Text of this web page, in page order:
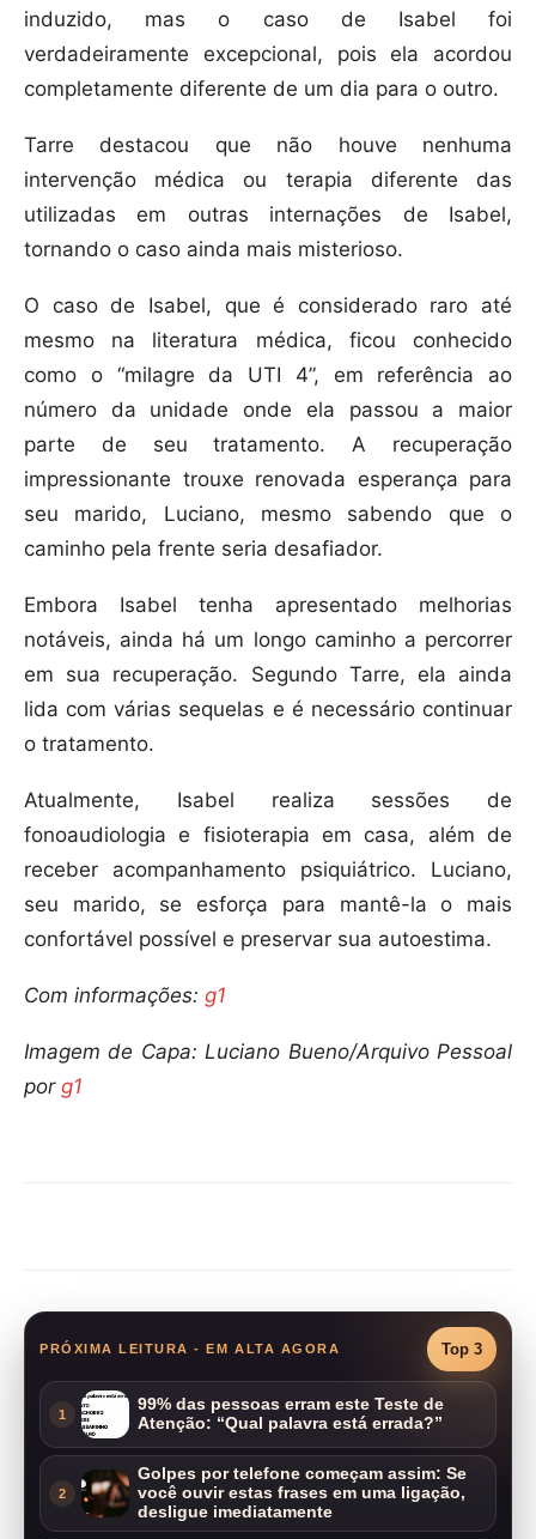
induzido, mas o caso de Isabel foi
verdadeiramente excepcional, pois ela acordou
completamente diferente de um dia para o outro.
Tarre destacou que não houve nenhuma
intervenção médica ou terapia diferente das
utilizadas em outras internações de Isabel,
tornando o caso ainda mais misterioso.
O caso de Isabel, que é considerado raro até
mesmo na literatura médica, ficou conhecido
como o “milagre da UTI 4”, em referência ao
número da unidade onde ela passou a maior
parte de seu tratamento. A recuperação
impressionante trouxe renovada esperança para
seu marido, Luciano, mesmo sabendo que o
caminho pela frente seria desafiador.
Embora Isabel tenha apresentado melhorias
notáveis, ainda há um longo caminho a percorrer
em sua recuperação. Segundo Tarre, ela ainda
lida com várias sequelas e é necessário continuar
o tratamento.
Atualmente, Isabel realiza sessões de
fonoaudiologia e fisioterapia em casa, além de
receber acompanhamento psiquiátrico. Luciano,
seu marido, se esforça para mantê-la o mais
confortável possível e preservar sua autoestima.
Com informações: g1
Imagem de Capa: Luciano Bueno/Arquivo Pessoal
por g1
PRÓXIMA LEITURA - EM ALTA AGORA Top 3
1
99% das pessoas erram este Teste de
Atenção: “Qual palavra está errada?”
2
Golpes por telefone começam assim: Se
você ouvir estas frases em uma ligação,
desligue imediatamente